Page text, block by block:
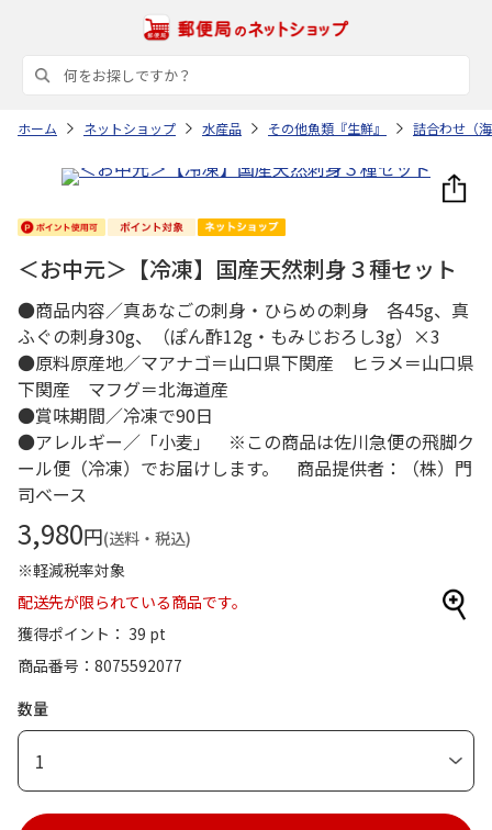
ホーム ネットショップ 水産品 その他魚類『生鮮』 詰合わせ（
＜お中元＞【冷凍】国産天然刺身３種セット
●商品内容／真あなごの刺身・ひらめの刺身 各45g、真
ふぐの刺身30g、（ぽん酢12g・もみじおろし3g）×3
●原料原産地／マアナゴ＝山口県下関産 ヒラメ＝山口県
下関産 マフグ＝北海道産
●賞味期間／冷凍で90日
●アレルギー／「小麦」 ※この商品は佐川急便の飛脚ク
ール便（冷凍）でお届けします。 商品提供者：（株）門
司ベース
3,980円(送料・税込)
※軽減税率対象
配送先が限られている商品です。
獲得ポイント： 39 pt
商品番号
8075592077
数量
1